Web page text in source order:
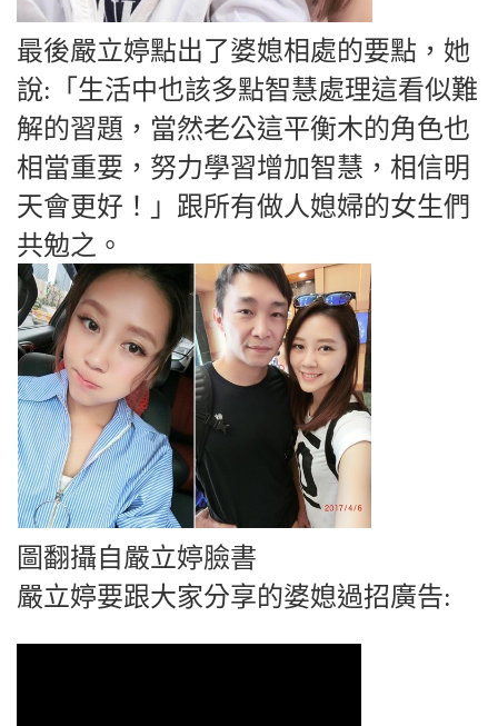
最後嚴立婷點出了婆媳相處的要點，她
說:「生活中也該多點智慧處理這看似難
解的習題，當然老公這平衡木的角色也
相當重要，努力學習增加智慧，相信明
天會更好！」跟所有做人媳婦的女生們
共勉之。
圖翻攝自嚴立婷臉書
嚴立婷要跟大家分享的婆媳過招廣告: